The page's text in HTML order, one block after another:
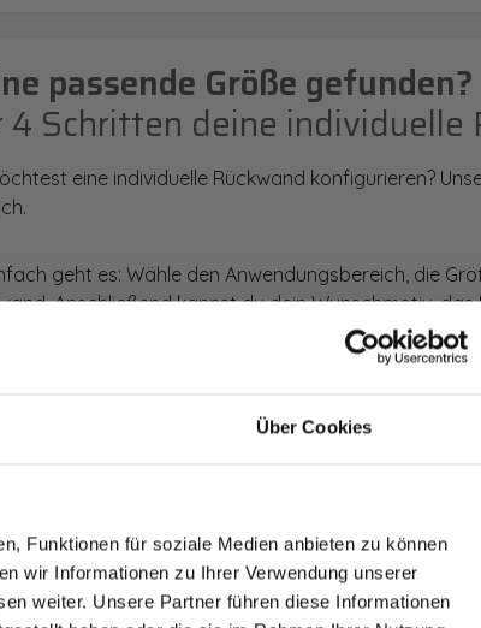
Über Cookies
Funktionen für soziale Medien anbieten zu können
wir Informationen zu Ihrer Verwendung unserer
weiter. Unsere Partner führen diese Informationen
passende Größe gefunden?
4 Schritten deine individuelle
eine individuelle Rückwand konfigurieren?
geht es: Wähle den Anwendungsbereich, die
Anschließend kannst du dein Wunschmotiv,
unseres Konfigurators werden dir die Rückwände
Parallel erhältst du dein individuelles Angebot,
kannst.
Konfigurator
zum Newsletter anmelden.